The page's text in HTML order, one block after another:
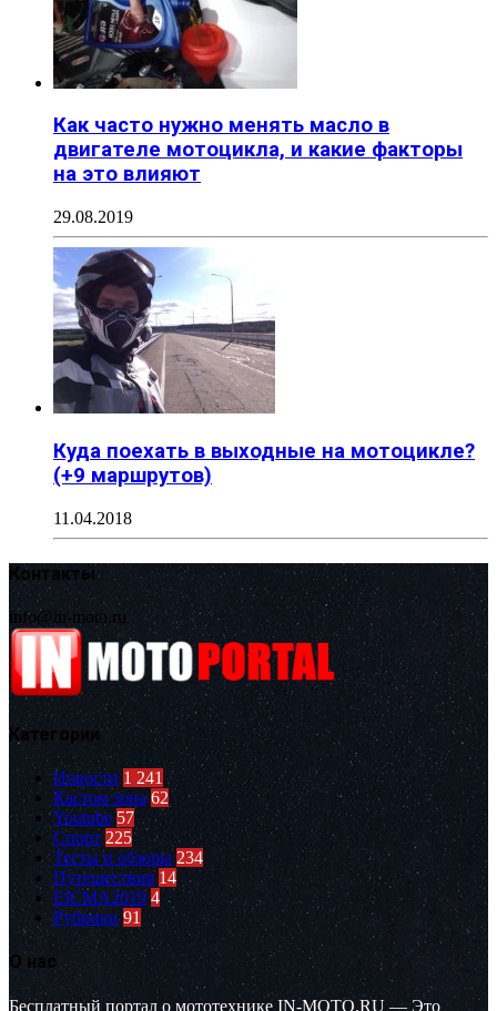
Как часто нужно менять масло в
двигателе мотоцикла, и какие факторы
на это влияют
29.08.2019
Куда поехать в выходные на мотоцикле?
(+9 маршрутов)
11.04.2018
Контакты
info@in-moto.ru
Категории
Новости 1 241
Кастом зона 62
Youtube 57
Спорт 225
Тесты и обзоры 234
Путешествия 14
EICMA2019 4
Рубрики 91
О нас
Бесплатный портал о мототехнике IN-MOTO.RU — Это